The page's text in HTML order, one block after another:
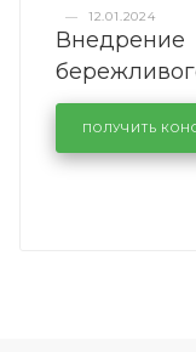
—
12.01.2024
Внедрение
кузовном
KUTUZOVV
ПОЛУЧИТЬ